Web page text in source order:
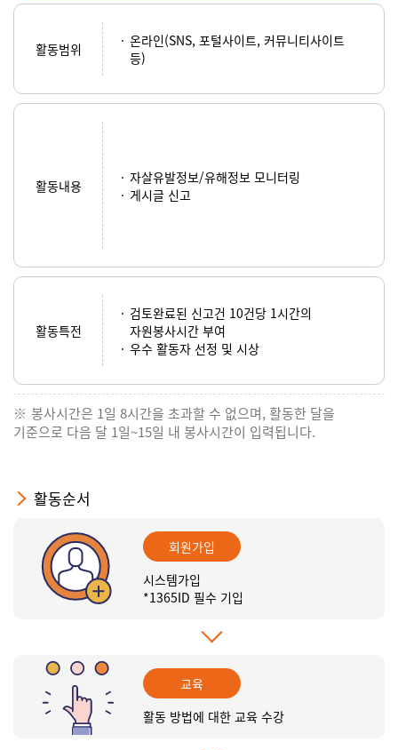
활동범위
온라인(SNS, 포털사이트, 커뮤니티사이트
등)
활동내용
자살유발정보/유해정보 모니터링
게시글 신고
활동특전
검토완료된 신고건 10건당 1시간의
자원봉사시간 부여
우수 활동자 선정 및 시상
봉사시간은 1일 8시간을 초과할 수 없으며, 활동한 달을
기준으로 다음 달 1일~15일 내 봉사시간이 입력됩니다.
활동순서
회원가입
시스템가입
*1365ID 필수 기입
교육
활동 방법에 대한 교육 수강